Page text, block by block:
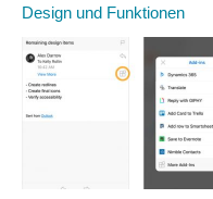
Design und Funktionen